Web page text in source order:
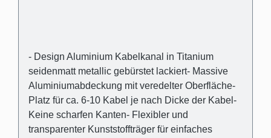
- Design Aluminium Kabelkanal in Titanium
seidenmatt metallic gebürstet lackiert- Massive
Aluminiumabdeckung mit veredelter Oberfläche-
Platz für ca. 6-10 Kabel je nach Dicke der Kabel-
Keine scharfen Kanten- Flexibler und
transparenter Kunststoffträger für einfaches